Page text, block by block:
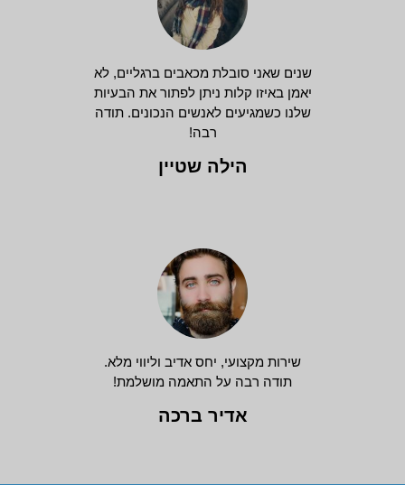
שנים שאני סובלת מכאבים ברגליים, לא
יאמן באיזו קלות ניתן לפתור את הבעיות
שלנו כשמגיעים לאנשים הנכונים. תודה
רבה!
הילה שטיין
שירות מקצועי, יחס אדיב וליווי מלא.
תודה רבה על התאמה מושלמת!
אדיר ברכה